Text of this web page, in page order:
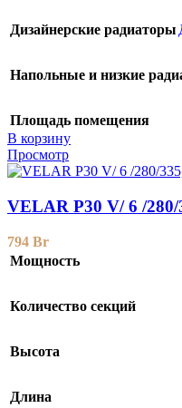
Дизайнерские радиаторы
Напольные и низкие
Площадь помещения
В корзину
Просмотр
VELAR P30 V/ 6 /
794 Br
Мощность
Количество секций
Высота
Длина